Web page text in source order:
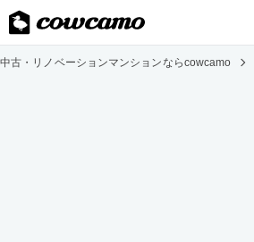
中古・リノベーションマンションならcowcamo